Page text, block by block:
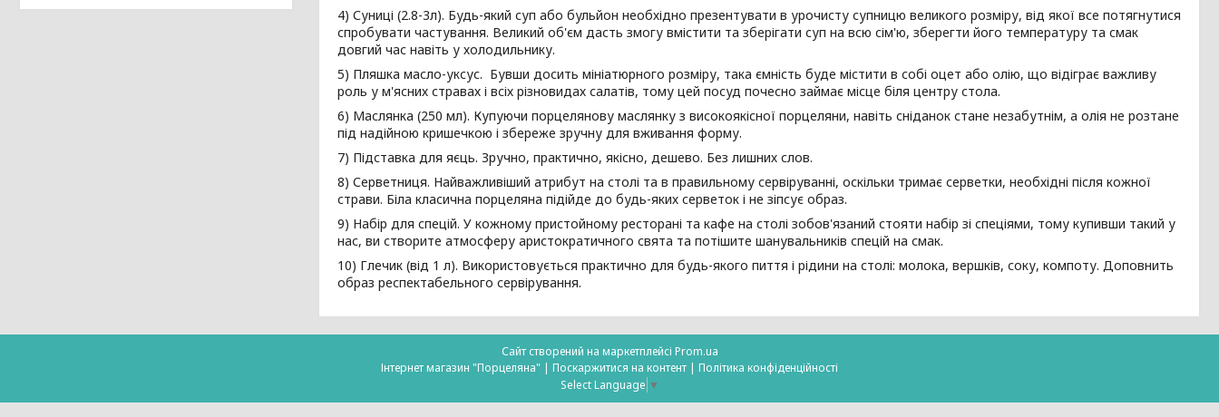
4) Суниці (2.8-3л). Будь-який суп або бульйон необхідно презентувати в урочисту супницю великого розміру, від якої все потягнутися
спробувати частування. Великий об'єм дасть змогу вмістити та зберігати суп на всю сім'ю, зберегти його температуру та смак
довгий час навіть у холодильнику.
5) Пляшка масло-уксус. Бувши досить мініатюрного розміру, така ємність буде містити в собі оцет або олію, що відіграє важливу
роль у м'ясних стравах і всіх різновидах салатів, тому цей посуд почесно займає місце біля центру стола.
6) Маслянка (250 мл). Купуючи порцелянову маслянку з високоякісної порцеляни, навіть сніданок стане незабутнім, а олія не розтане
під надійною кришечкою і збереже зручну для вживання форму.
7) Підставка для яєць. Зручно, практично, якісно, дешево. Без лишних слов.
8) Серветниця. Найважливіший атрибут на столі та в правильному сервіруванні, оскільки тримає серветки, необхідні після кожної
страви. Біла класична порцеляна підійде до будь-яких серветок і не зіпсує образ.
9) Набір для спецій. У кожному пристойному ресторані та кафе на столі зобов'язаний стояти набір зі спеціями, тому купивши такий у
нас, ви створите атмосферу аристократичного свята та потішите шанувальників спецій на смак.
10) Глечик (від 1 л). Використовується практично для будь-якого пиття і рідини на столі: молока, вершків, соку, компоту. Доповнить
образ респектабельного сервірування.
Сайт створений на маркетплейсі Prom.ua
Інтернет магазин "Порцеляна" | Поскаржитися на контент | Політика конфіденційності
Select Language ▼